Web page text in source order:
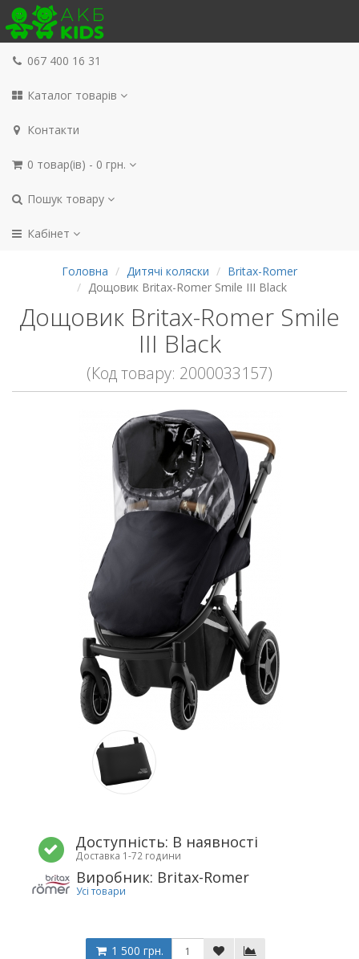
067 400 16 31
Каталог товарів
Контакти
0 товар(ів) - 0 грн.
Пошук товару
Кабінет
Головна Дитячі коляски
Britax-Romer
Дощовик Britax-Romer Smile III Black
Дощовик Britax-Romer Smile
III Black
(Код товару: 2000033157)
Доступність: В наявності
Доставка 1-72 години
Виробник: Britax-Romer
Усі товари
1 500 грн.